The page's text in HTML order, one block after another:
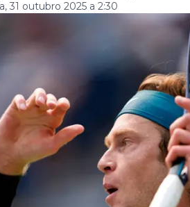
31 outubro 2025 a 2:30